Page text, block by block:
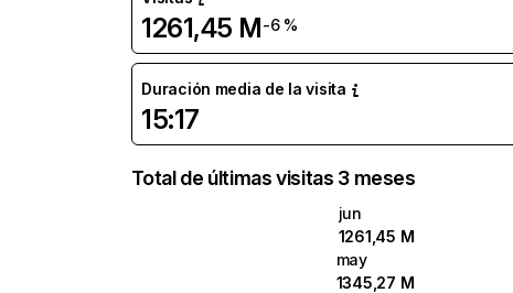
1261,45 M-6 %
Duración media de la visita
15:17
Total de últimas visitas 3 meses
jun
1261,45 M
may
1345,27 M